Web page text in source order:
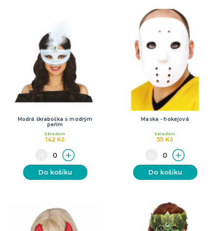
Modrá škraboška s modrým
peřím
142 Kč
Skladem
Do košíku
Maska - hokejová
55 Kč
Skladem
Do košíku